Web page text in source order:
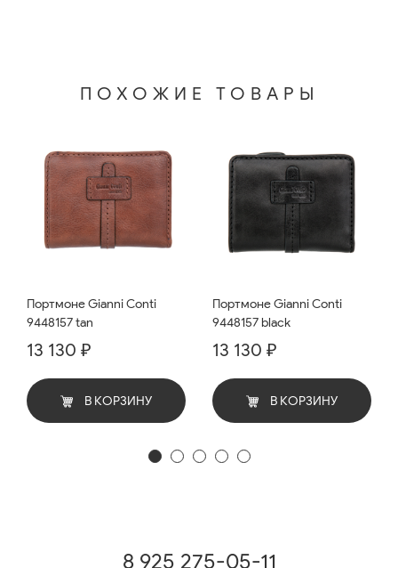
ПОХОЖИЕ ТОВАРЫ
Портмоне Gianni Conti
9448157 tan
13 130 ₽
В КОРЗИНУ
Портмоне Gianni Conti
9448157 black
13 130 ₽
В КОРЗИНУ
8 925 275-05-11